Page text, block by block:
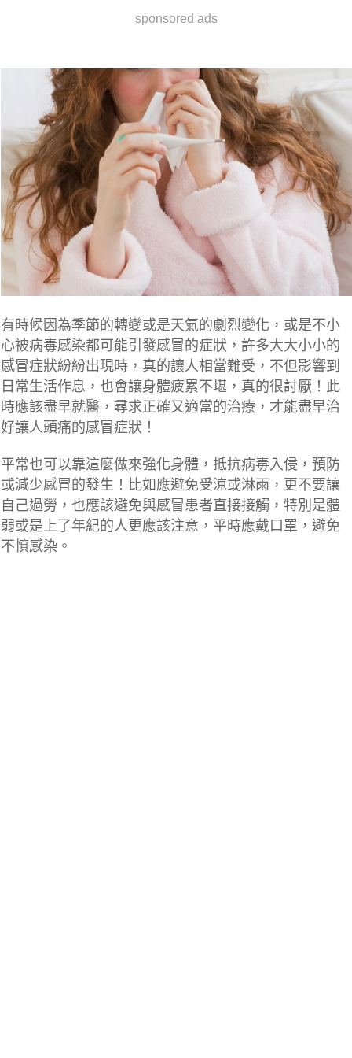
sponsored ads
有時候因為季節的轉變或是天氣的劇烈變化，或是不小
心被病毒感染都可能引發感冒的症狀，許多大大小小的
感冒症狀紛紛出現時，真的讓人相當難受，不但影響到
日常生活作息，也會讓身體疲累不堪，真的很討厭！此
時應該盡早就醫，尋求正確又適當的治療，才能盡早治
好讓人頭痛的感冒症狀！
平常也可以靠這麼做來強化身體，抵抗病毒入侵，預防
或減少感冒的發生！比如應避免受涼或淋雨，更不要讓
自己過勞，也應該避免與感冒患者直接接觸，特別是體
弱或是上了年紀的人更應該注意，平時應戴口罩，避免
不慎感染。